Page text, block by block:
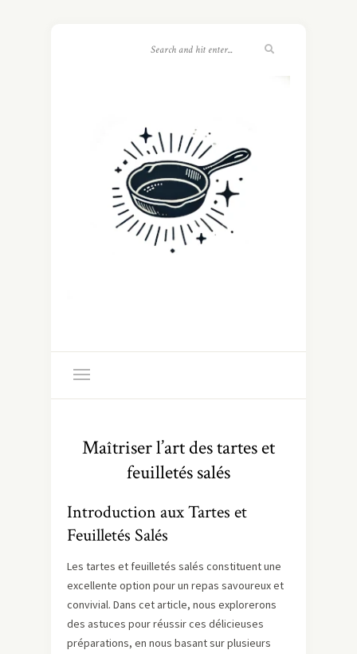
Maîtriser l’art des tartes et
feuilletés salés
Introduction aux Tartes et
Feuilletés Salés
Les tartes et feuilletés salés constituent une
excellente option pour un repas savoureux et
convivial. Dans cet article, nous explorerons
des astuces pour réussir ces délicieuses
préparations, en nous basant sur plusieurs